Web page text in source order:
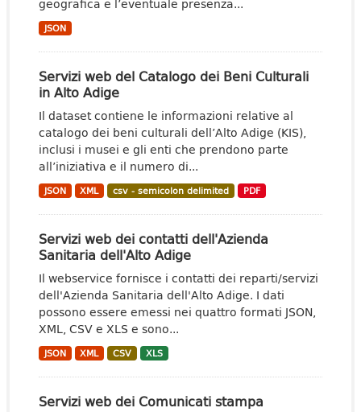
geografica e l’eventuale presenza...
JSON
Servizi web del Catalogo dei Beni Culturali
in Alto Adige
Il dataset contiene le informazioni relative al
catalogo dei beni culturali dell’Alto Adige (KIS),
inclusi i musei e gli enti che prendono parte
all’iniziativa e il numero di...
JSON XML csv - semicolon delimited PDF
Servizi web dei contatti dell'Azienda
Sanitaria dell'Alto Adige
Il webservice fornisce i contatti dei reparti/servizi
dell'Azienda Sanitaria dell'Alto Adige. I dati
possono essere emessi nei quattro formati JSON,
XML, CSV e XLS e sono...
JSON XML CSV XLS
Servizi web dei Comunicati stampa